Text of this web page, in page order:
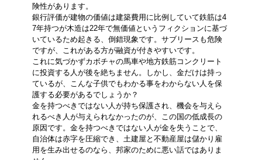
険性があります。
銀行評価が建物の価値は建築費用に比例していて鉄筋は4
7年持つが木造は22年で無価値というフィクションに基づ
いているため起きる、倒錯現象です。サブリースも危険
ですが、これがある方が融資が付きやすいです。
これに気づかずカボチャの馬車や地方鉄筋コンクリート
に投資する人が後を絶ちません。しかし、金だけは持っ
ているが、こんな子供でもわかる事をわからない人を保
護する必要があるでしょうか？
金を持つべきではない人が持ち保護され、機会を与えら
れるべき人が与えられなかったのが、この国の低成長の
原因です。金を持つべきではない人が金を失うことで、
自治体は赤字を圧縮でき、土建屋と不動産屋は儲かり雇
用を生み出せるのなら、邦家のために悪い話ではありま